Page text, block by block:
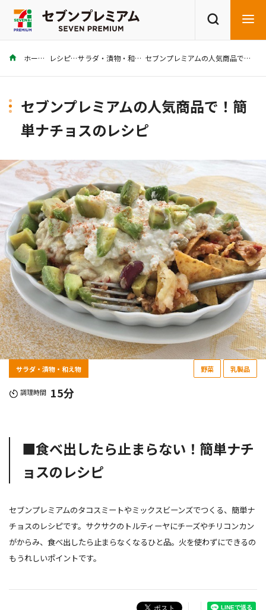
商品を探す レシピを探す
ホーム レシピ サラダ・漬物・和え物 セブンプレミアムの人気商品で！簡単ナチョスのレシピ
セブンプレミアムの人気商品で！簡
単ナチョスのレシピ
サラダ・漬物・和え物 野菜 乳製品
調理時間 15分
■食べ出したら止まらない！簡単ナチ
ョスのレシピ
セブンプレミアムのタコスミートやミックスビーンズでつくる、簡単ナ
チョスのレシピです。サクサクのトルティーヤにチーズやチリコンカン
がからみ、食べ出したら止まらなくなるひと品。火を使わずにできるの
もうれしいポイントです。